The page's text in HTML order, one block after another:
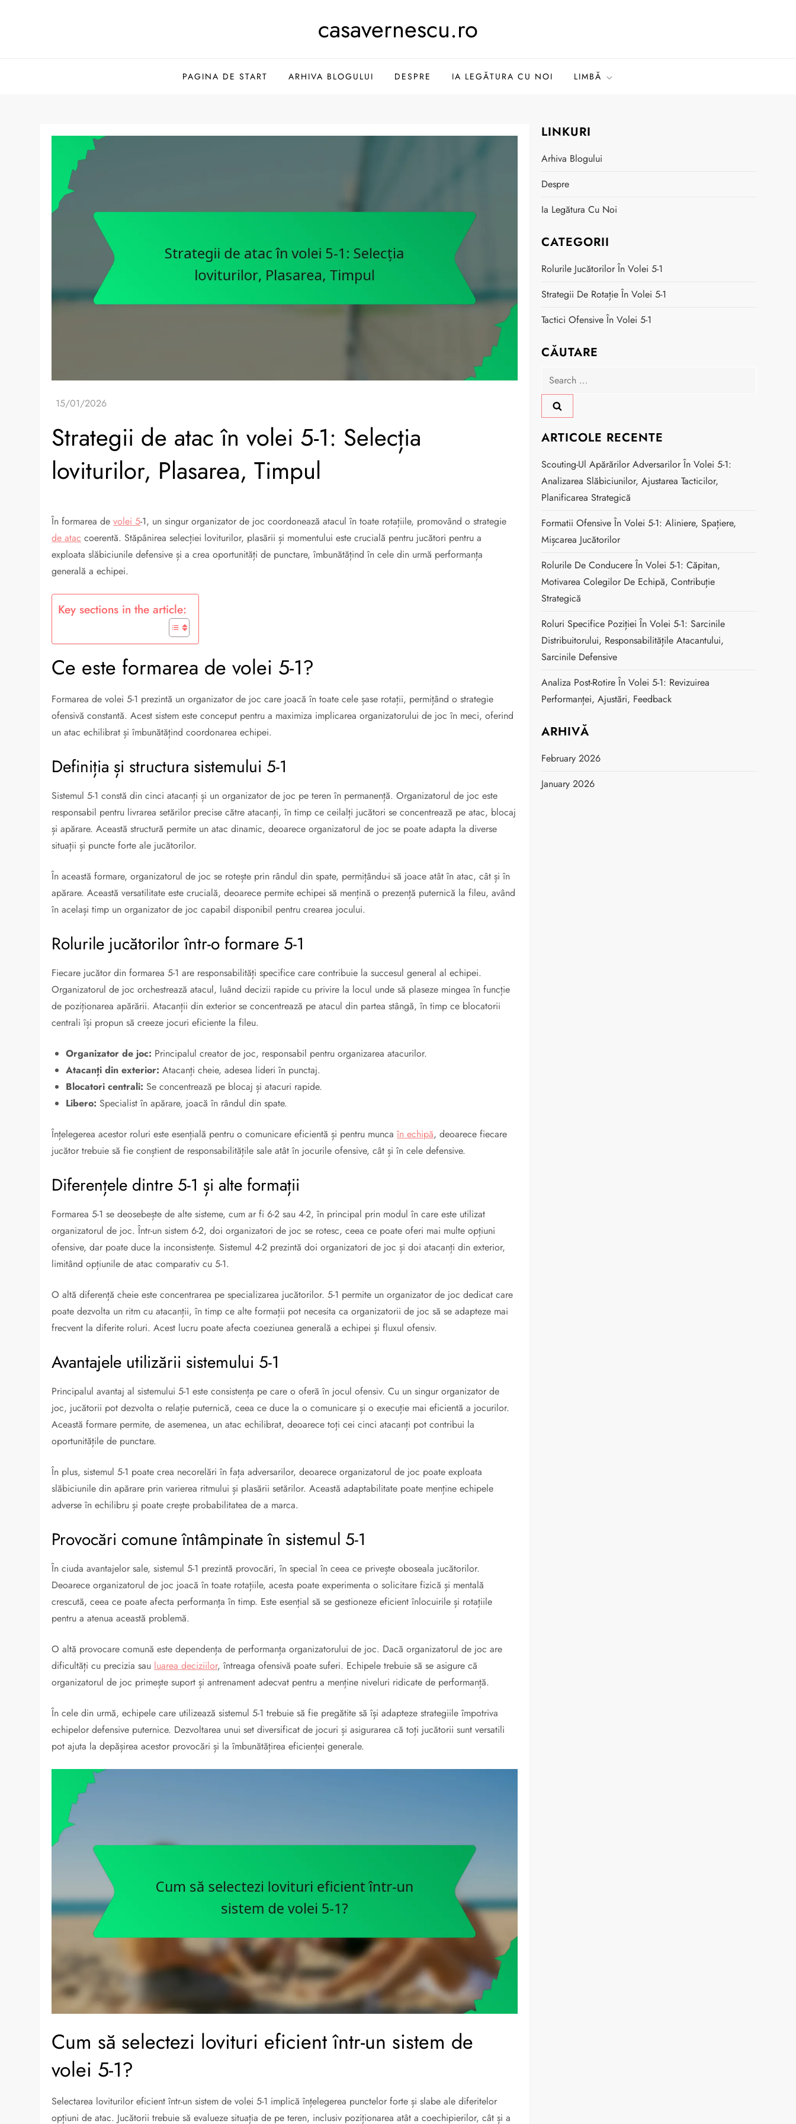
casavernescu.ro
PAGINA DE START ARHIVA BLOGULUI DESPRE IA LEGĂTURA CU NOI LIMBĂ
Strategii de atac în volei 5-1: Selecția
loviturilor, Plasarea, Timpul
În formarea devolei 5-1, un singur organizator de joc coordonează atacul în toate rotațiile, promovând o strategie
de atac coerentă. Stăpânirea selecției loviturilor, plasării și momentului este crucială pentru jucători pentru a
exploata slăbiciunile defensive și a crea oportunități de punctare, îmbunătățind în cele din urmă performanța
generală a echipei.
Key sections in the article:
Ce este formarea de volei 5-1?
Formarea de volei 5-1 prezintă un organizator de joc care joacă în toate cele șase rotații, permițând o strategie
ofensivă constantă. Acest sistem este conceput pentru a maximiza implicarea organizatorului de joc în meci, oferind
un atac echilibrat și îmbunătățind coordonarea echipei.
Definiția și structura sistemului 5-1
Sistemul 5-1 constă din cinci atacanți și un organizator de joc pe teren în permanență. Organizatorul de joc este
responsabil pentru livrarea setărilor precise către atacanți, în timp ce ceilalți jucători se concentrează pe atac, blocaj
și apărare. Această structură permite un atac dinamic, deoarece organizatorul de joc se poate adapta la diverse
situații și puncte forte ale jucătorilor.
În această formare, organizatorul de joc se rotește prin rândul din spate, permițându-i să joace atât în atac, cât și în
apărare. Această versatilitate este crucială, deoarece permite echipei să mențină o prezență puternică la fileu, având
în același timp un organizator de joc capabil disponibil pentru crearea jocului.
Rolurile jucătorilor într-o formare 5-1
Fiecare jucător din formarea 5-1 are responsabilități specifice care contribuie la succesul general al echipei.
Organizatorul de joc orchestrează atacul, luând decizii rapide cu privire la locul unde să plaseze mingea în funcție
de poziționarea apărării. Atacanții din exterior se concentrează pe atacul din partea stângă, în timp ce blocatorii
centrali își propun să creeze jocuri eficiente la fileu.
Organizator de joc: Principalul creator de joc, responsabil pentru organizarea atacurilor.
Atacanți din exterior: Atacanți cheie, adesea lideri în punctaj.
Blocatori centrali: Se concentrează pe blocaj și atacuri rapide.
Libero: Specialist în apărare, joacă în rândul din spate.
Înțelegerea acestor roluri este esențială pentru o comunicare eficientă și pentru muncaîn echipă, deoarece fiecare
jucător trebuie să fie conștient de responsabilitățile sale atât în jocurile ofensive, cât și în cele defensive.
Diferențele dintre 5-1 și alte formații
Formarea 5-1 se deosebește de alte sisteme, cum ar fi 6-2 sau 4-2, în principal prin modul în care este utilizat
organizatorul de joc. Într-un sistem 6-2, doi organizatori de joc se rotesc, ceea ce poate oferi mai multe opțiuni
ofensive, dar poate duce la inconsistențe. Sistemul 4-2 prezintă doi organizatori de joc și doi atacanți din exterior,
limitând opțiunile de atac comparativ cu 5-1.
O altă diferență cheie este concentrarea pe specializarea jucătorilor. 5-1 permite un organizator de joc dedicat care
poate dezvolta un ritm cu atacanții, în timp ce alte formații pot necesita ca organizatorii de joc să se adapteze mai
frecvent la diferite roluri. Acest lucru poate afecta coeziunea generală a echipei și fluxul ofensiv.
Avantajele utilizării sistemului 5-1
Principalul avantaj al sistemului 5-1 este consistența pe care o oferă în jocul ofensiv. Cu un singur organizator de
joc, jucătorii pot dezvolta o relație puternică, ceea ce duce la o comunicare și o execuție mai eficientă a jocurilor.
Această formare permite, de asemenea, un atac echilibrat, deoarece toți cei cinci atacanți pot contribui la
oportunitățile de punctare.
În plus, sistemul 5-1 poate crea necorelări în fața adversarilor, deoarece organizatorul de joc poate exploata
slăbiciunile din apărare prin varierea ritmului și plasării setărilor. Această adaptabilitate poate menține echipele
adverse în echilibru și poate crește probabilitatea de a marca.
Provocări comune întâmpinate în sistemul 5-1
În ciuda avantajelor sale, sistemul 5-1 prezintă provocări, în special în ceea ce privește oboseala jucătorilor.
Deoarece organizatorul de joc joacă în toate rotațiile, acesta poate experimenta o solicitare fizică și mentală
crescută, ceea ce poate afecta performanța în timp. Este esențial să se gestioneze eficient înlocuirile și rotațiile
pentru a atenua această problemă.
O altă provocare comună este dependența de performanța organizatorului de joc. Dacă organizatorul de joc are
dificultăți cu precizia sau luarea deciziilor, întreaga ofensivă poate suferi. Echipele trebuie să se asigure că
organizatorul de joc primește suport și antrenament adecvat pentru a menține niveluri ridicate de performanță.
În cele din urmă, echipele care utilizează sistemul 5-1 trebuie să fie pregătite să își adapteze strategiile împotriva
echipelor defensive puternice. Dezvoltarea unui set diversificat de jocuri și asigurarea că toți jucătorii sunt versatili
pot ajuta la depășirea acestor provocări și la îmbunătățirea eficienței generale.
Cum să selectezi lovituri eficient într-un sistem de
volei 5-1?
Selectarea loviturilor eficient într-un sistem de volei 5-1 implică înțelegerea punctelor forte și slabe ale diferitelor
opțiuni de atac. Jucătorii trebuie să evalueze situația de pe teren, inclusiv poziționarea atât a coechipierilor, cât și a
LINKURI
Arhiva Blogului
Despre
Ia Legătura Cu Noi
CATEGORII
Rolurile Jucătorilor În Volei 5-1
Strategii De Rotație În Volei 5-1
Tactici Ofensive În Volei 5-1
CĂUTARE
Search
for:
ARTICOLE RECENTE
Scouting-Ul Apărărilor Adversarilor În Volei 5-1:
Analizarea Slăbiciunilor, Ajustarea Tacticilor,
Planificarea Strategică
Formatii Ofensive În Volei 5-1: Aliniere, Spațiere,
Mișcarea Jucătorilor
Rolurile De Conducere În Volei 5-1: Căpitan,
Motivarea Colegilor De Echipă, Contribuție
Strategică
Roluri Specifice Poziției În Volei 5-1: Sarcinile
Distribuitorului, Responsabilitățile Atacantului,
Sarcinile Defensive
Analiza Post-Rotire În Volei 5-1: Revizuirea
Performanței, Ajustări, Feedback
ARHIVĂ
February 2026
January 2026